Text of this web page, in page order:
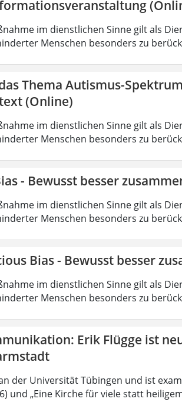
im dienstlichen Sinne gilt als
Menschen besonders zu
Thema Autismus-
(Online)
im dienstlichen Sinne gilt als
Menschen besonders zu
- Bewusst besser
im dienstlichen Sinne gilt als
Menschen besonders zu
Bias - Bewusst besser
im dienstlichen Sinne gilt als
Menschen besonders zu
Erik Flügge ist
der Universität Tübingen und ist
und „Eine Kirche für viele statt